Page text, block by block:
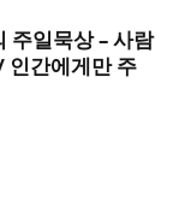
주일묵상 – 사람
인간에게만 주